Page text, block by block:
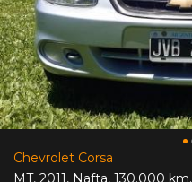
Chevrolet Corsa
MT, 2011, Nafta, 130.000 km.